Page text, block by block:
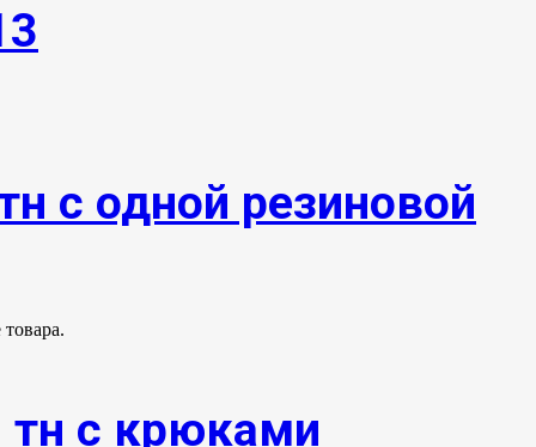
с одной резиновой
тн с крюками